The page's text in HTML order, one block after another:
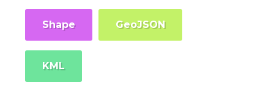
Shape GeoJSON
KML